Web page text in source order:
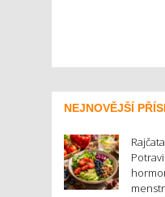
NEJNOVĚJŠÍ